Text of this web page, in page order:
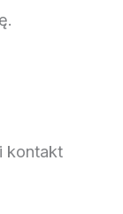
kontakt